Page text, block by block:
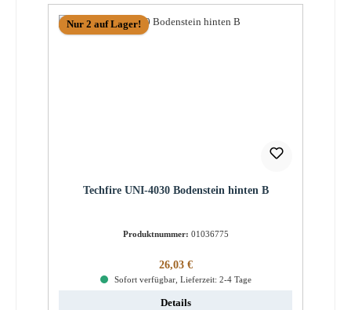
Nur 2 auf Lager!
Techfire UNI-4030 Bodenstein hinten B
Produktnummer: 01036775
Regulärer Preis:
26,03 €
Sofort verfügbar, Lieferzeit: 2-4 Tage
Details